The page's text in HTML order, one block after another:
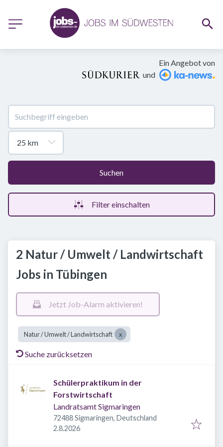
Ein Angebot von
und
Suchen
Filter einschalten
2 Natur / Umwelt / Landwirtschaft
Jobs in Tübingen
Jetzt Job-Alarm aktivieren!
Natur / Umwelt / Landwirtschaft
Suche zurücksetzen
Schülerpraktikum in der
Forstwirtschaft
Landratsamt Sigmaringen
72488 Sigmaringen, Deutschland
Veröffentlicht
2.8.2026